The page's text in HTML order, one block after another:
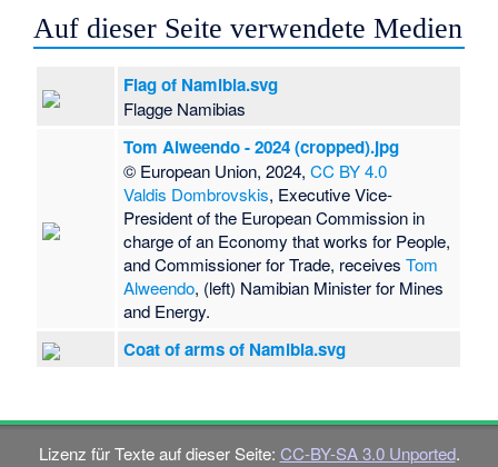
Auf dieser Seite verwendete Medien
Flag of Namibia.svg
Flagge Namibias
Tom Alweendo - 2024 (cropped).jpg
© European Union, 2024,CC BY 4.0
Valdis Dombrovskis, Executive Vice-
President of the European Commission in
charge of an Economy that works for People,
and Commissioner for Trade, receivesTom
Alweendo, (left) Namibian Minister for Mines
and Energy.
Coat of arms of Namibia.svg
Lizenz für Texte auf dieser Seite: CC-BY-SA 3.0 Unported.